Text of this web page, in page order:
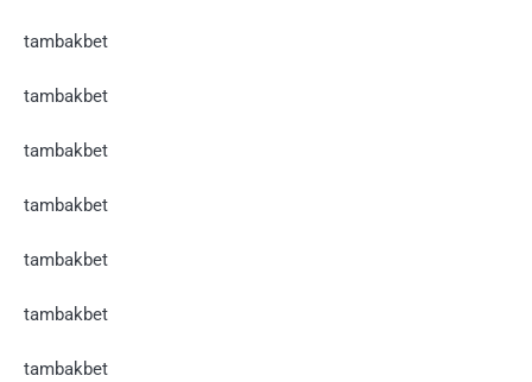
tambakbet
tambakbet
tambakbet
tambakbet
tambakbet
tambakbet
tambakbet